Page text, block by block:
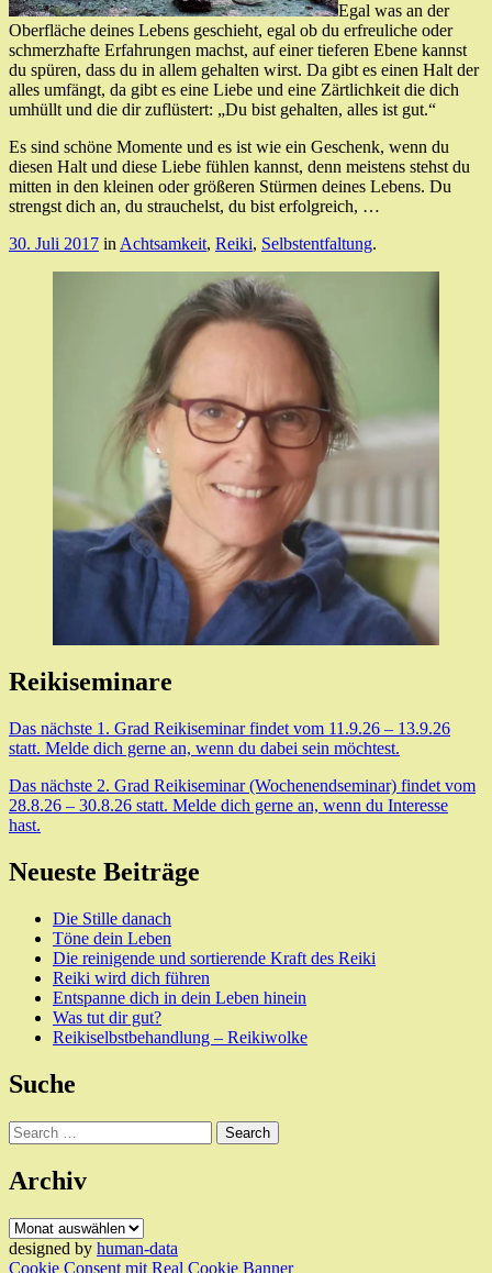
Egal was an der
Oberfläche deines Lebens geschieht, egal ob du erfreuliche oder
schmerzhafte Erfahrungen machst, auf einer tieferen Ebene kannst
du spüren, dass du in allem gehalten wirst. Da gibt es einen Halt der
alles umfängt, da gibt es eine Liebe und eine Zärtlichkeit die dich
umhüllt und die dir zuflüstert: „Du bist gehalten, alles ist gut.“
Es sind schöne Momente und es ist wie ein Geschenk, wenn du
diesen Halt und diese Liebe fühlen kannst, denn meistens stehst du
mitten in den kleinen oder größeren Stürmen deines Lebens. Du
strengst dich an, du strauchelst, du bist erfolgreich, …
30. Juli 2017 inAchtsamkeit, Reiki, Selbstentfaltung.
Reikiseminare
Das nächste 1. Grad Reikiseminar findet vom 11.9.26 – 13.9.26
statt. Melde dich gerne an, wenn du dabei sein möchtest.
Das nächste 2. Grad Reikiseminar (Wochenendseminar) findet vom
28.8.26 – 30.8.26 statt. Melde dich gerne an, wenn du Interesse
hast.
Neueste Beiträge
Die Stille danach
Töne dein Leben
Die reinigende und sortierende Kraft des Reiki
Reiki wird dich führen
Entspanne dich in dein Leben hinein
Was tut dir gut?
Reikiselbstbehandlung – Reikiwolke
Suche
Search
Archiv
Archiv
designed by human-data
Cookie Consent mit Real Cookie Banner